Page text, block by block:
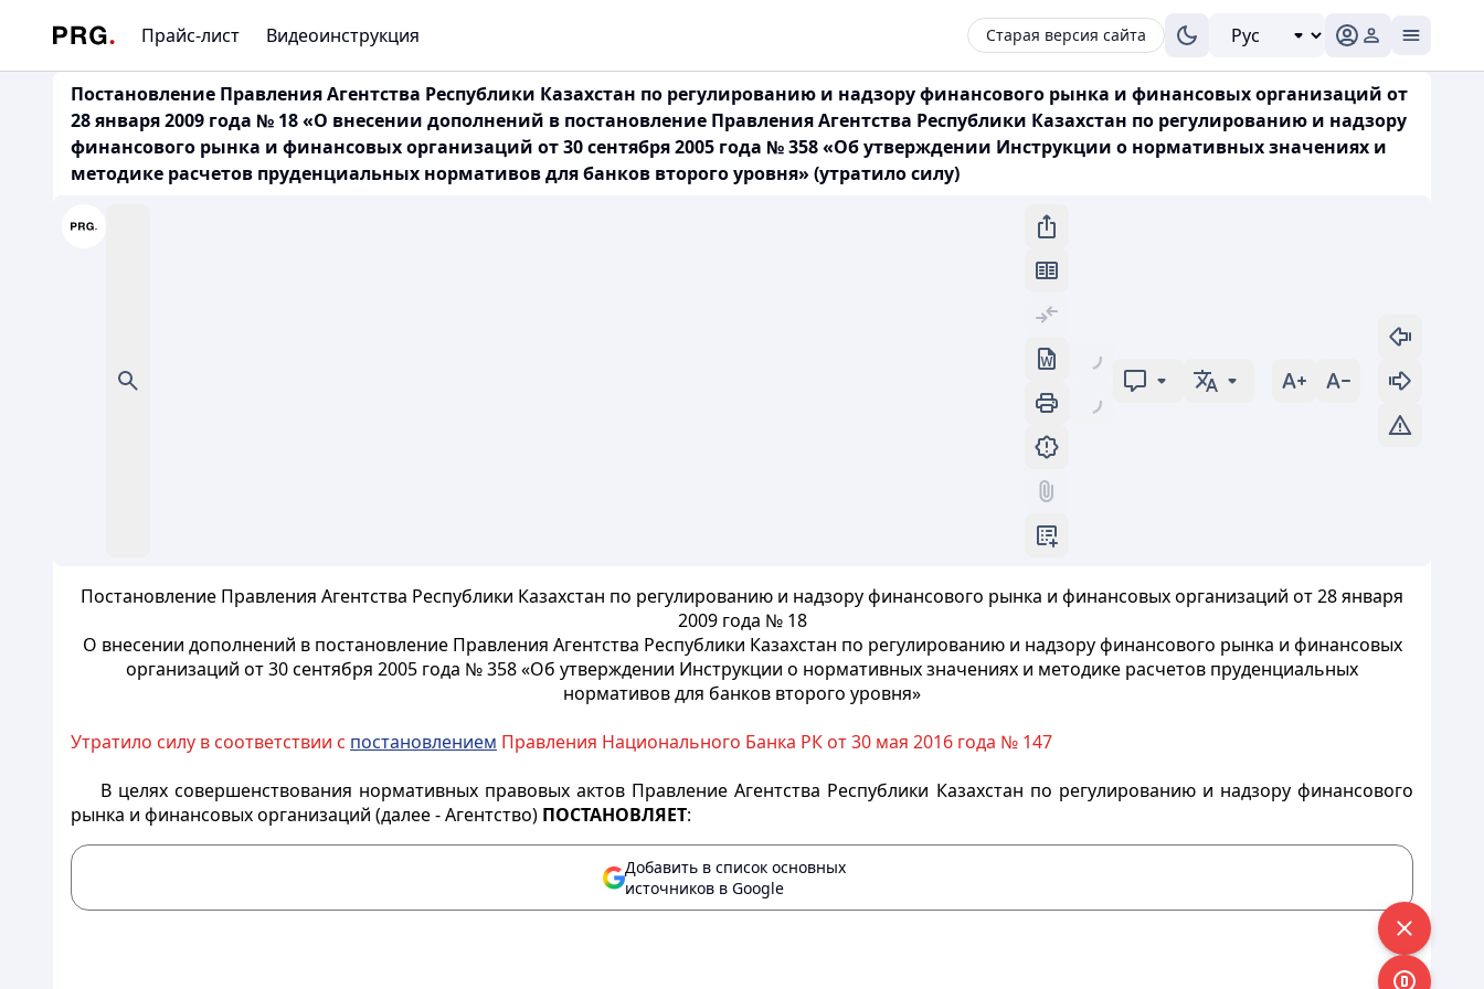
Прайс-лист Видеоинструкция Старая версия сайта
Постановление Правления Агентства Республики Казахстан по регулированию и надзору финансового рынка и финансовых организаций от
28 января 2009 года № 18 «О внесении дополнений в постановление Правления Агентства Республики Казахстан по регулированию и надзору
финансового рынка и финансовых организаций от 30 сентября 2005 года № 358 «Об утверждении Инструкции о нормативных значениях и
методике расчетов пруденциальных нормативов для банков второго уровня» (утратило силу)
Постановление Правления Агентства Республики Казахстан по регулированию и надзору финансового рынка и финансовых организаций от 28 января
2009 года № 18
О внесении дополнений в постановление Правления Агентства Республики Казахстан по регулированию и надзору финансового рынка и финансовых
организаций от 30 сентября 2005 года № 358 «Об утверждении Инструкции о нормативных значениях и методике расчетов пруденциальных
нормативов для банков второго уровня»
Утратило силу в соответствии с постановлением Правления Национального Банка РК от 30 мая 2016 года № 147
В целях совершенствования нормативных правовых актов Правление Агентства Республики Казахстан по регулированию и надзору финансового
рынка и финансовых организаций (далее - Агентство) ПОСТАНОВЛЯЕТ:
Добавить в список основных
источников в Google